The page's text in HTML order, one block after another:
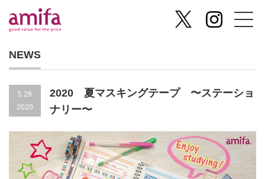
NEWS
5.28
2020
2020 夏マスキングテープ 〜ステーショ
ナリー〜